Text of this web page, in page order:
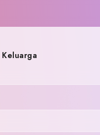
Keluarga